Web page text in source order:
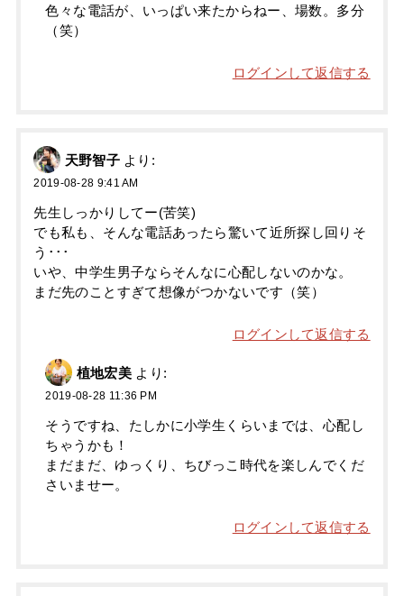
色々な電話が、いっぱい来たからねー、場数。多分
（笑）
ログインして返信する
天野智子 より:
2019-08-28 9:41 AM
先生しっかりしてー(苦笑)
でも私も、そんな電話あったら驚いて近所探し回りそ
う･･･
いや、中学生男子ならそんなに心配しないのかな。
まだ先のことすぎて想像がつかないです（笑）
ログインして返信する
植地宏美 より:
2019-08-28 11:36 PM
そうですね、たしかに小学生くらいまでは、心配し
ちゃうかも！
まだまだ、ゆっくり、ちびっこ時代を楽しんでくだ
さいませー。
ログインして返信する